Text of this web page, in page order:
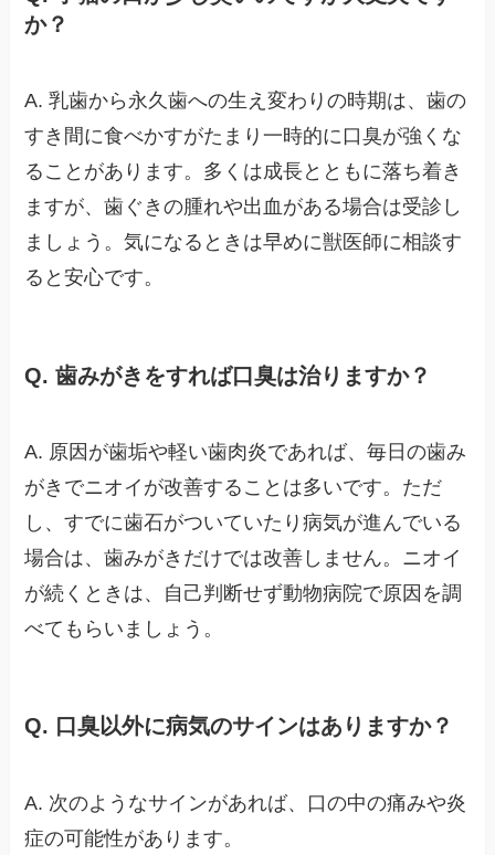
か？
A. 乳歯から永久歯への生え変わりの時期は、歯の
すき間に食べかすがたまり一時的に口臭が強くな
ることがあります。多くは成長とともに落ち着き
ますが、歯ぐきの腫れや出血がある場合は受診し
ましょう。気になるときは早めに獣医師に相談す
ると安心です。
Q. 歯みがきをすれば口臭は治りますか？
A. 原因が歯垢や軽い歯肉炎であれば、毎日の歯み
がきでニオイが改善することは多いです。ただ
し、すでに歯石がついていたり病気が進んでいる
場合は、歯みがきだけでは改善しません。ニオイ
が続くときは、自己判断せず動物病院で原因を調
べてもらいましょう。
Q. 口臭以外に病気のサインはありますか？
A. 次のようなサインがあれば、口の中の痛みや炎
症の可能性があります。